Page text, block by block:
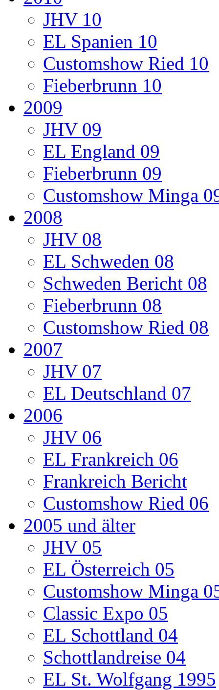
JHV 10
EL Spanien 10
Customshow Ried 10
Fieberbrunn 10
2009
JHV 09
EL England 09
Fieberbrunn 09
Customshow Minga
2008
JHV 08
EL Schweden 08
Schweden Bericht 08
Fieberbrunn 08
Customshow Ried 08
2007
JHV 07
EL Deutschland 07
2006
JHV 06
EL Frankreich 06
Frankreich Bericht
Customshow Ried 06
2005 und älter
JHV 05
EL Österreich 05
Customshow Minga
Classic Expo 05
EL Schottland 04
Schottlandreise 04
EL St. Wolfgang 1995